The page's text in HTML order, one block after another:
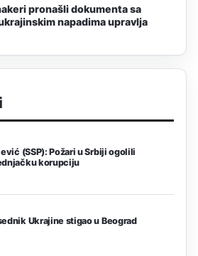
pronašli dokumenta sa
napadima upravlja
(SSP): Požari u Srbiji ogolili
korupciju
Ukrajine stigao u Beograd